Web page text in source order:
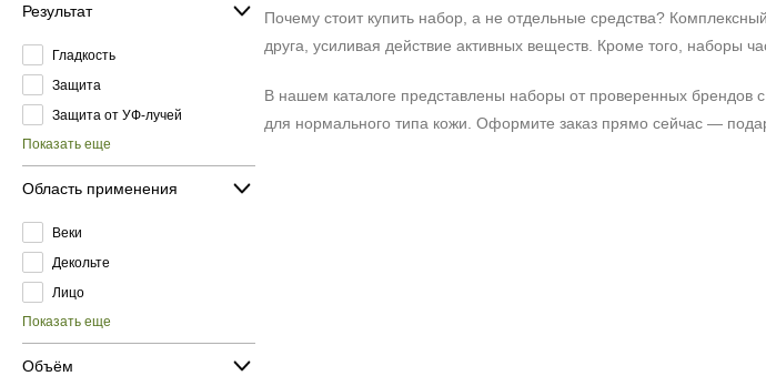
Результат
Гладкость
Защита
Защита от УФ-лучей
Показать еще
Область применения
Веки
Декольте
Лицо
Показать еще
Объём
Почему стоит купить набор, а не отдельные средства?
друга, усиливая действие активных веществ. Кроме того, наборы
В нашем каталоге представлены наборы от проверенных брендов
для нормального типа кожи. Оформите заказ прямо сейчас —
+7 (929)